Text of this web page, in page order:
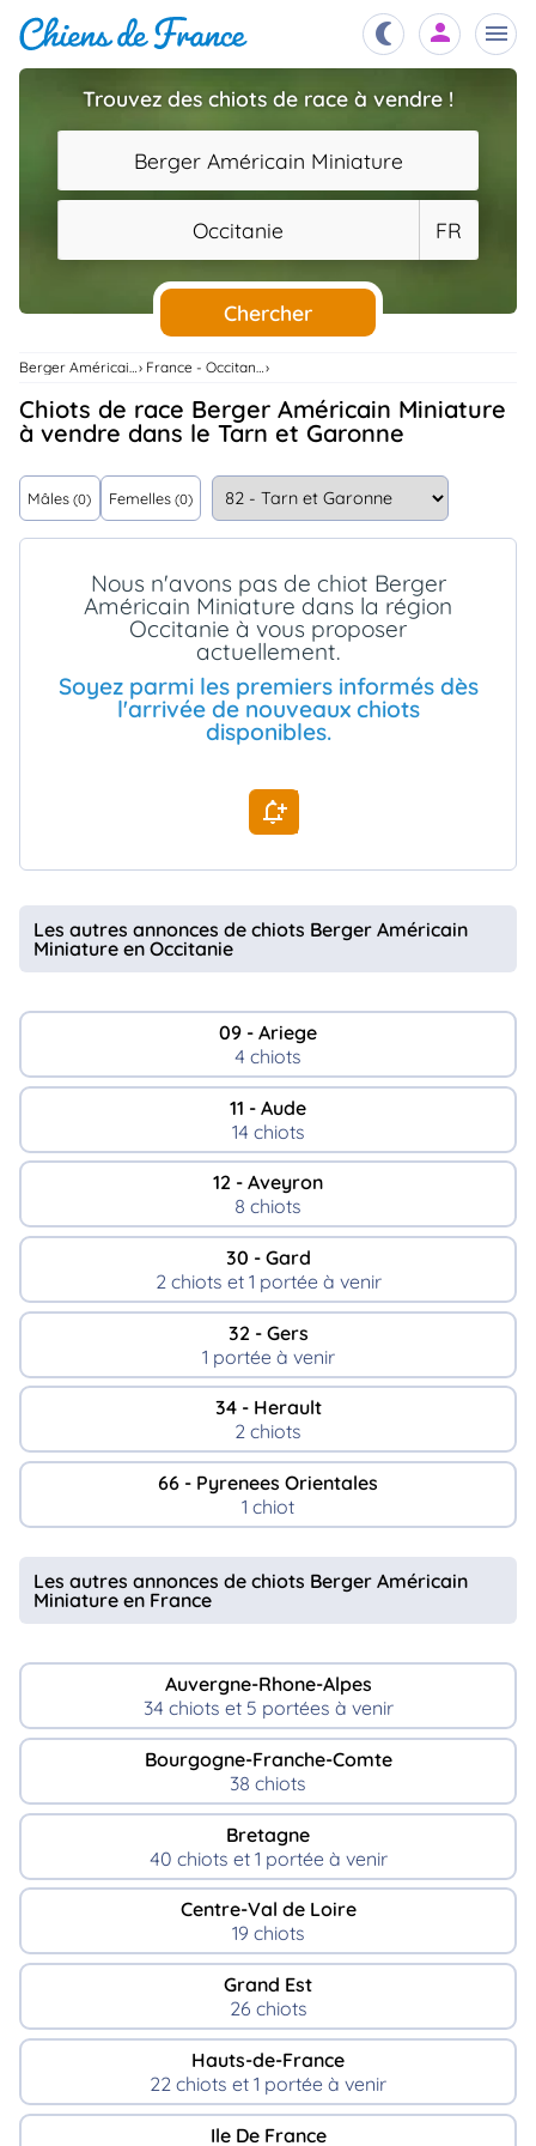
Chiots
Éleveurs
Étalons
Chiens
Services
..
Assurances
Connexion
Trouvez des chiots de race à vendre !
Berger Américain Miniature
Occitanie FR
Chercher
Berger Américain Miniature France - Occitanie
Chiots de race Berger Américain Miniature
à vendre dans le Tarn et Garonne
Mâles (0) Femelles (0)
Nous n'avons pas de chiot Berger
Américain Miniature dans la région
Occitanie à vous proposer
actuellement.
Soyez parmi les premiers informés dès
l'arrivée de nouveaux chiots
disponibles.
Les autres annonces de chiots Berger Américain
Miniature en Occitanie
09 - Ariege
4 chiots
11 - Aude
14 chiots
12 - Aveyron
8 chiots
30 - Gard
2 chiots et 1 portée à venir
32 - Gers
1 portée à venir
34 - Herault
2 chiots
66 - Pyrenees Orientales
1 chiot
Les autres annonces de chiots Berger Américain
Miniature en France
Auvergne-Rhone-Alpes
34 chiots et 5 portées à venir
Bourgogne-Franche-Comte
38 chiots
Bretagne
40 chiots et 1 portée à venir
Centre-Val de Loire
19 chiots
Grand Est
26 chiots
Hauts-de-France
22 chiots et 1 portée à venir
Ile De France